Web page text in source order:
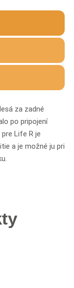
za zadné
po pripojení
Life R je
a je možné ju pri